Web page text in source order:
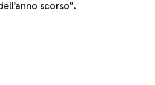
scorso”.